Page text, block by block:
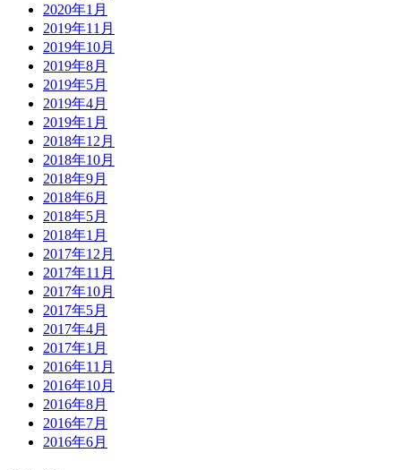
2020年1月
2019年11月
2019年10月
2019年8月
2019年5月
2019年4月
2019年1月
2018年12月
2018年10月
2018年9月
2018年6月
2018年5月
2018年1月
2017年12月
2017年11月
2017年10月
2017年5月
2017年4月
2017年1月
2016年11月
2016年10月
2016年8月
2016年7月
2016年6月